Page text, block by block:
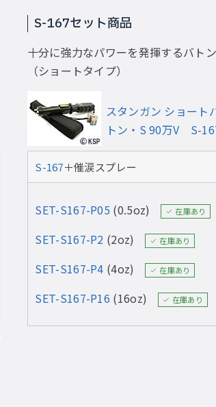
S-167セット商品
十分に強力なパワーを発揮するバト
（ショートタイプ）
スタンガン ショート
トン・S 90万V S-
S-167＋催涙スプレー
SET-S167-P05 (0.5oz) 在庫あり
SET-S167-P2 (2oz) 在庫あり
SET-S167-P4 (4oz) 在庫あり
SET-S167-P16 (16oz) 在庫あり